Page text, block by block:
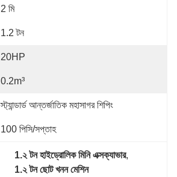
2 মি
1.2 টন
20HP
0.2m³
স্ট্যান্ডার্ড আন্তর্জাতিক মহাসাগর শিপিং
100 পিসি/সপ্তাহ
1.২ টন হাইড্রোলিক মিনি এক্সক্যাভার,
1.২ টন ছোট খনন মেশিন